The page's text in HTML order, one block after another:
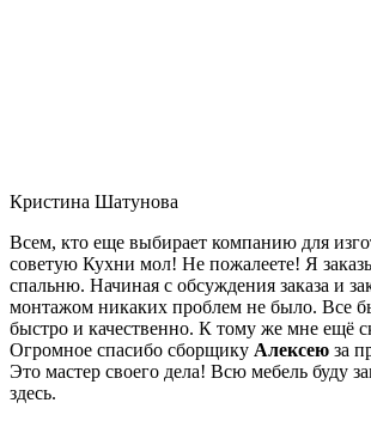
Кристина Шатунова
Всем, кто еще выбирает компанию для
советую Кухни мол! Не пожалеете! Я
спальню. Начиная с обсуждения заказа и
монтажом никаких проблем не было. Все
быстро и качественно. К тому же мне ещё
Огромное спасибо сборщику Алексею за
Это мастер своего дела! Всю мебель буду
здесь.